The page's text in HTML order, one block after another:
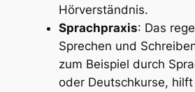
Hörverständnis.
Sprachpraxis: Das
Sprechen und
zum Beispiel durch
oder Deutschkurse,